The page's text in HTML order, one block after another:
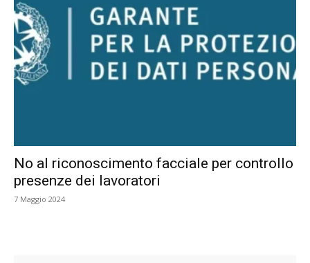
No al riconoscimento facciale per controllo
presenze dei lavoratori
7 Maggio 2024